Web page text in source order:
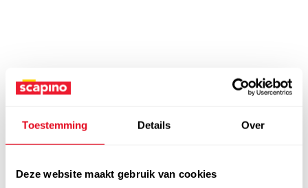
Toestemming Details Over
Deze website maakt gebruik van cookies